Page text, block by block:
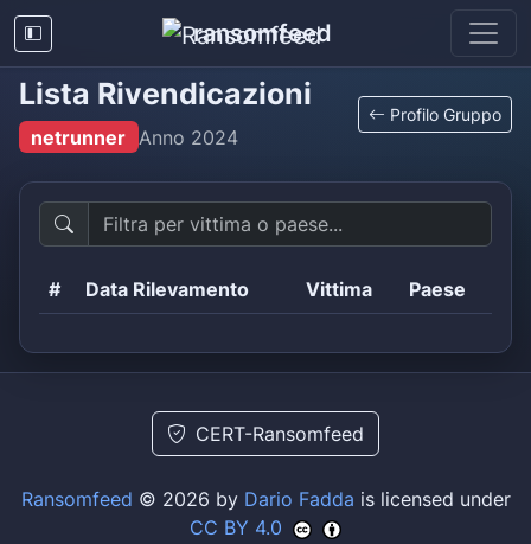
ransomfeed
Lista Rivendicazioni
netrunner Anno 2024
Profilo Gruppo
# Data Rilevamento Vittima Paese
CERT-Ransomfeed
Ransomfeed © 2026 by Dario Fadda is licensed under
CC BY 4.0